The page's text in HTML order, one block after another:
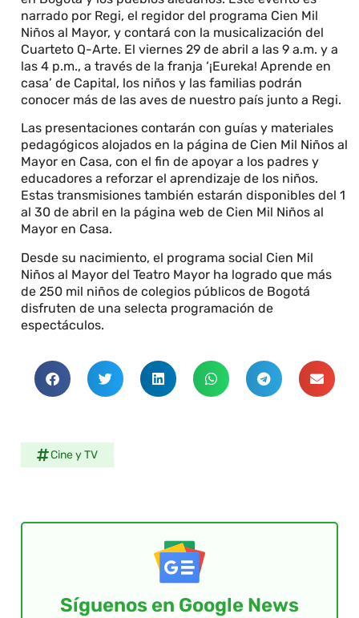
narrado por Regi, el regidor del programa Cien Mil
Niños al Mayor, y contará con la musicalización del
Cuarteto Q-Arte. El viernes 29 de abril a las 9 a.m. y a
las 4 p.m., a través de la franja ‘¡Eureka! Aprende en
casa’ de Capital, los niños y las familias podrán
conocer más de las aves de nuestro país junto a Regi.
Las presentaciones contarán con guías y materiales
pedagógicos alojados en la página de Cien Mil Niños al
Mayor en Casa, con el fin de apoyar a los padres y
educadores a reforzar el aprendizaje de los niños.
Estas transmisiones también estarán disponibles del 1
al 30 de abril en la página web de Cien Mil Niños al
Mayor en Casa.
Desde su nacimiento, el programa social Cien Mil
Niños al Mayor del Teatro Mayor ha logrado que más
de 250 mil niños de colegios públicos de Bogotá
disfruten de una selecta programación de
espectáculos.
Cine y TV
Síguenos en Google News